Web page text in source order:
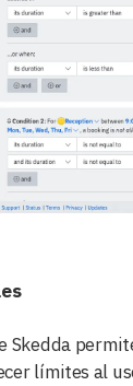
Skedda
límites al